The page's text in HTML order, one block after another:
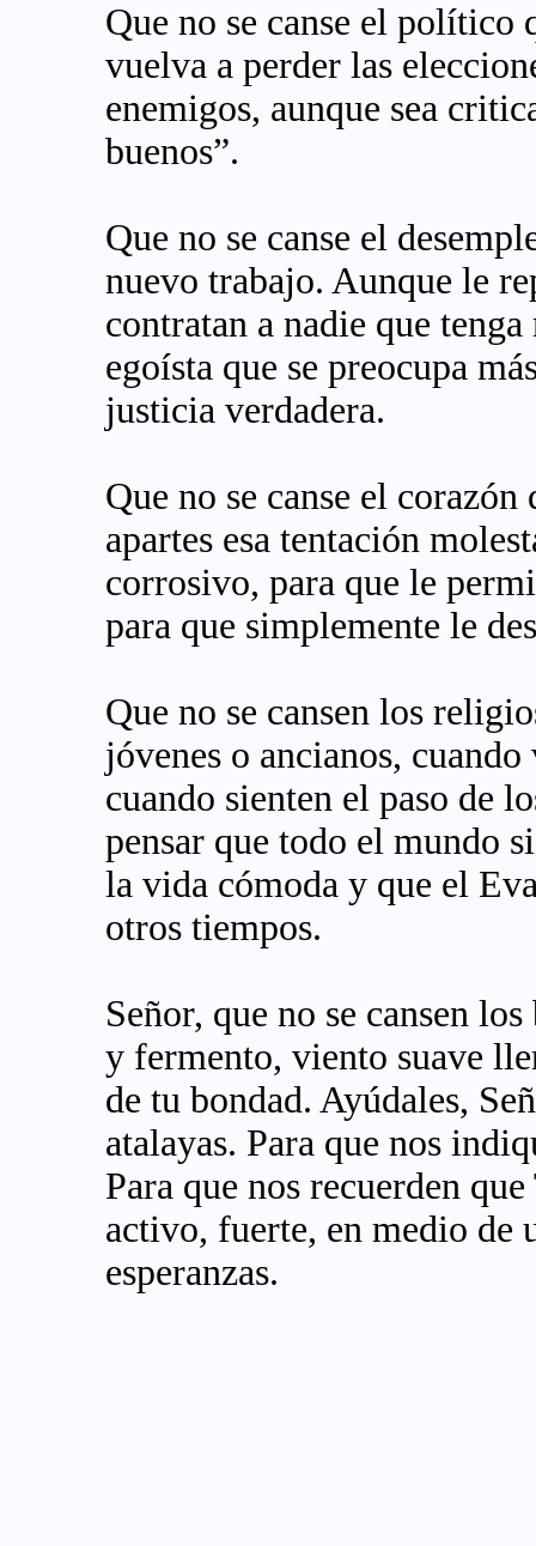
Que no se canse el político
vuelva a perder las
enemigos, aunque sea
buenos”.
Que no se canse el
nuevo trabajo. Aunque le
contratan a nadie que
egoísta que se preocupa
justicia verdadera.
Que no se canse el
apartes esa tentación
corrosivo, para que le
para que simplemente le
Que no se cansen los
jóvenes o ancianos,
cuando sienten el paso de
pensar que todo el mundo
la vida cómoda y que el
otros tiempos.
Señor, que no se cansen
y fermento, viento suave
de tu bondad. Ayúdales,
atalayas. Para que nos
Para que nos recuerden
activo, fuerte, en medio de
esperanzas.